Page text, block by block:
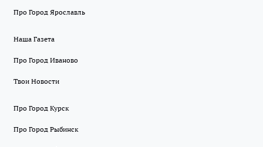
Про Город Ярославль
Наша Газета
Про Город Иваново
Твои Новости
Про Город Курск
Про Город Рыбинск